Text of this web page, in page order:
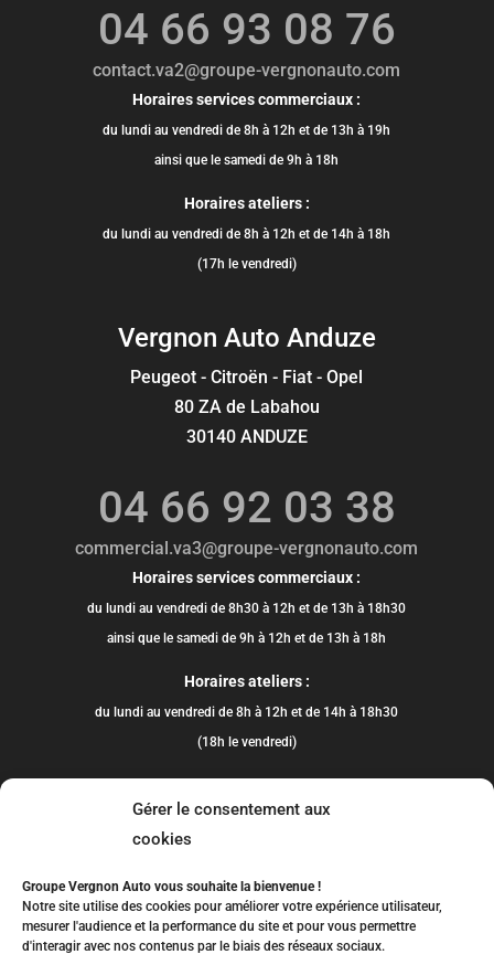
Gérer le consentement aux
cookies
Groupe Vergnon Auto vous souhaite la bienvenue !
Notre site utilise des cookies pour améliorer votre expérience utilisateur,
mesurer l'audience et la performance du site et pour vous permettre
d'interagir avec nos contenus par le biais des réseaux sociaux.
04 66 93 08 76
contact.va2@groupe-vergnonauto.com
Horaires services commerciaux :
du lundi au vendredi de 8h à 12h et de 13h à 19h
ainsi que le samedi de 9h à 18h
Horaires ateliers :
du lundi au vendredi de 8h à 12h et de 14h à 18h
(17h le vendredi)
Vergnon Auto Anduze
Peugeot - Citroën - Fiat - Opel
80 ZA de Labahou
30140 ANDUZE
04 66 92 03 38
commercial.va3@groupe-vergnonauto.com
Horaires services commerciaux :
du lundi au vendredi de 8h30 à 12h et de 13h à 18h30
ainsi que le samedi de 9h à 12h et de 13h à 18h
Horaires ateliers :
du lundi au vendredi de 8h à 12h et de 14h à 18h30
(18h le vendredi)